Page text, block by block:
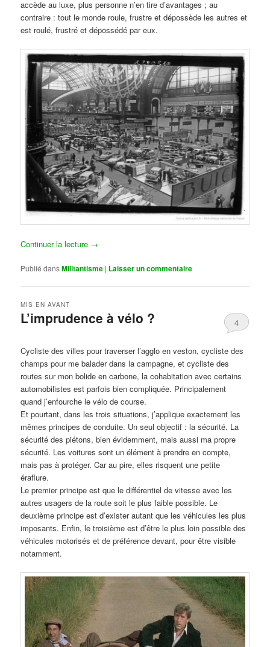
accède au luxe, plus personne n’en tire d’avantages ; au
contraire : tout le monde roule, frustre et dépossède les autres et
est roulé, frustré et dépossédé par eux.
Continuer la lecture →
Publié dansMilitantisme | Laisser un commentaire
L’imprudence à vélo ?
MIS EN AVANT
4
Cycliste des villes pour traverser l’agglo en veston, cycliste des
champs pour me balader dans la campagne, et cycliste des
routes sur mon bolide en carbone, la cohabitation avec certains
automobilistes est parfois bien compliquée. Principalement
quand j’enfourche le vélo de course.
Et pourtant, dans les trois situations, j’applique exactement les
mêmes principes de conduite. Un seul objectif : la sécurité. La
sécurité des piétons, bien évidemment, mais aussi ma propre
sécurité. Les voitures sont un élément à prendre en compte,
mais pas à protéger. Car au pire, elles risquent une petite
éraflure.
Le premier principe est que le différentiel de vitesse avec les
autres usagers de la route soit le plus faible possible. Le
deuxième principe est d’exister autant que les véhicules les plus
imposants. Enfin, le troisième est d’être le plus loin possible des
véhicules motorisés et de préférence devant, pour être visible
notamment.